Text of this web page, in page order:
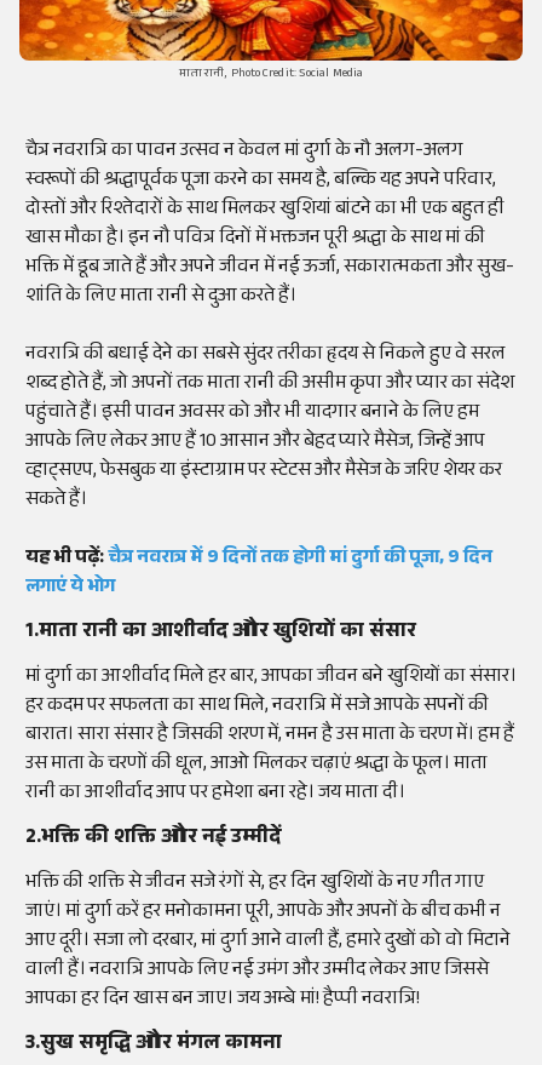
माता रानी, Photo Credit: Social Media
चैत्र नवरात्रि का पावन उत्सव न केवल मां दुर्गा के नौ अलग-अलग
स्वरूपों की श्रद्धापूर्वक पूजा करने का समय है, बल्कि यह अपने परिवार,
दोस्तों और रिश्तेदारों के साथ मिलकर खुशियां बांटने का भी एक बहुत ही
खास मौका है। इन नौ पवित्र दिनों में भक्तजन पूरी श्रद्धा के साथ मां की
भक्ति में डूब जाते हैं और अपने जीवन में नई ऊर्जा, सकारात्मकता और सुख-
शांति के लिए माता रानी से दुआ करते हैं।
नवरात्रि की बधाई देने का सबसे सुंदर तरीका हृदय से निकले हुए वे सरल
शब्द होते हैं, जो अपनों तक माता रानी की असीम कृपा और प्यार का संदेश
पहुंचाते हैं। इसी पावन अवसर को और भी यादगार बनाने के लिए हम
आपके लिए लेकर आए हैं 10 आसान और बेहद प्यारे मैसेज, जिन्हें आप
व्हाट्सएप, फेसबुक या इंस्टाग्राम पर स्टेटस और मैसेज के जरिए शेयर कर
सकते हैं।
यह भी पढ़ें:चैत्र नवरात्र में 9 दिनों तक होगी मां दुर्गा की पूजा, 9 दिन
लगाएं ये भोग
1.माता रानी का आशीर्वाद और खुशियों का संसार
मां दुर्गा का आशीर्वाद मिले हर बार, आपका जीवन बने खुशियों का संसार।
हर कदम पर सफलता का साथ मिले, नवरात्रि में सजे आपके सपनों की
बारात। सारा संसार है जिसकी शरण में, नमन है उस माता के चरण में। हम हैं
उस माता के चरणों की धूल, आओ मिलकर चढ़ाएं श्रद्धा के फूल। माता
रानी का आशीर्वाद आप पर हमेशा बना रहे। जय माता दी।
2.भक्ति की शक्ति और नई उम्मीदें
भक्ति की शक्ति से जीवन सजे रंगों से, हर दिन खुशियों के नए गीत गाए
जाएं। मां दुर्गा करें हर मनोकामना पूरी, आपके और अपनों के बीच कभी न
आए दूरी। सजा लो दरबार, मां दुर्गा आने वाली हैं, हमारे दुखों को वो मिटाने
वाली हैं। नवरात्रि आपके लिए नई उमंग और उम्मीद लेकर आए जिससे
आपका हर दिन खास बन जाए। जय अम्बे मां! हैप्पी नवरात्रि!
3.सुख समृद्धि और मंगल कामना